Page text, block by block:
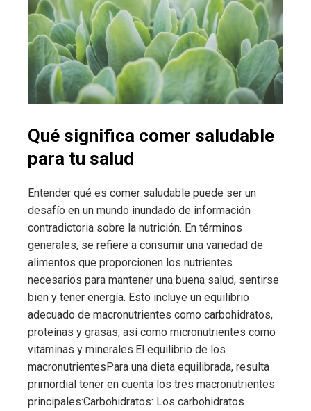
Qué significa comer saludable
para tu salud
Entender qué es comer saludable puede ser un
desafío en un mundo inundado de información
contradictoria sobre la nutrición. En términos
generales, se refiere a consumir una variedad de
alimentos que proporcionen los nutrientes
necesarios para mantener una buena salud, sentirse
bien y tener energía. Esto incluye un equilibrio
adecuado de macronutrientes como carbohidratos,
proteínas y grasas, así como micronutrientes como
vitaminas y minerales.El equilibrio de los
macronutrientesPara una dieta equilibrada, resulta
primordial tener en cuenta los tres macronutrientes
principales:Carbohidratos: Los carbohidratos